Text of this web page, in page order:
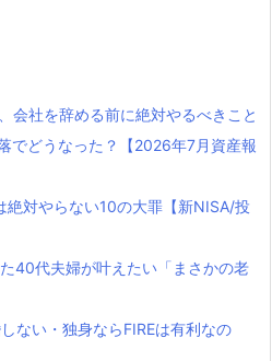
会社を辞める前に絶対やるべきこと
でどうなった？【2026年7月資産報
絶対やらない10の大罪【新NISA/投
40代夫婦が叶えたい「まさかの老
ない・独身ならFIREは有利なの